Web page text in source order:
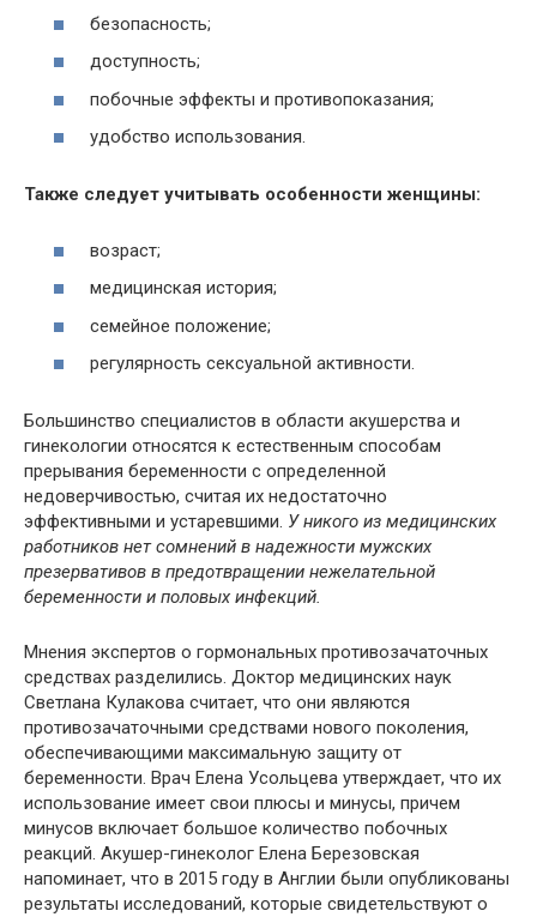
безопасность;
доступность;
побочные эффекты и противопоказания;
удобство использования.
Также следует учитывать особенности женщины:
возраст;
медицинская история;
семейное положение;
регулярность сексуальной активности.
Большинство специалистов в области акушерства и
гинекологии относятся к естественным способам
прерывания беременности с определенной
недоверчивостью, считая их недостаточно
эффективными и устаревшими. У никого из медицинских
работников нет сомнений в надежности мужских
презервативов в предотвращении нежелательной
беременности и половых инфекций.
Мнения экспертов о гормональных противозачаточных
средствах разделились. Доктор медицинских наук
Светлана Кулакова считает, что они являются
противозачаточными средствами нового поколения,
обеспечивающими максимальную защиту от
беременности. Врач Елена Усольцева утверждает, что их
использование имеет свои плюсы и минусы, причем
минусов включает большое количество побочных
реакций. Акушер-гинеколог Елена Березовская
напоминает, что в 2015 году в Англии были опубликованы
результаты исследований, которые свидетельствуют о